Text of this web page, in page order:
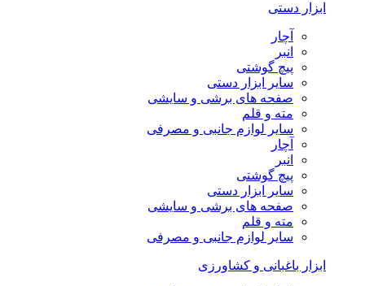
ابزار دستی
آچار
انبر
پیچ گوشتی
سایر ابزار دستی
صفحه های برشی و سایشی
مته و قلم
سایر لوازم جانبی و مصرفی
آچار
انبر
پیچ گوشتی
سایر ابزار دستی
صفحه های برشی و سایشی
مته و قلم
سایر لوازم جانبی و مصرفی
ابزار باغبانی و کشاورزی